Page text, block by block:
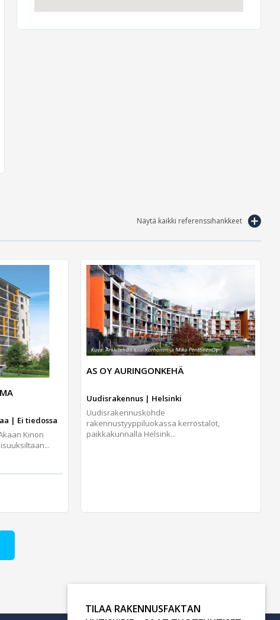
Näytä kaikki referenssihankkeet
| Ei tiedossa
Kinon
AS OY AURINGONKEHÄ
Uudisrakennus | Helsinki
Uudisrakennuskohde
rakennustyyppiluokassa kerrostalot,
paikkakunnalla Helsink...
TILAA RAKENNUSFAKTAN